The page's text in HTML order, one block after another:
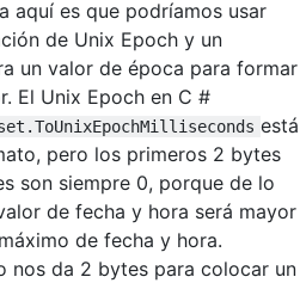
aquí es que podríamos usar
de Unix Epoch y un
un valor de época para formar
El Unix Epoch en C #
está
pero los primeros 2 bytes
son siempre 0, porque de lo
de fecha y hora será mayor
de fecha y hora.
nos da 2 bytes para colocar un